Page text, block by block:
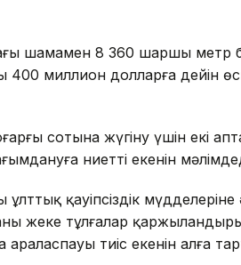
шамамен 8 360 шаршы
миллион долларға дейін
сотына жүгіну үшін екі
ниетті екенін
ұлттық қауіпсіздік
жеке тұлғалар
тиіс екенін алға